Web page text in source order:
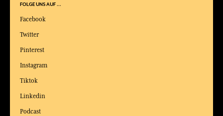
FOLGE UNS AUF ...
Facebook
Twitter
Pinterest
Instagram
Tiktok
Linkedin
Podcast